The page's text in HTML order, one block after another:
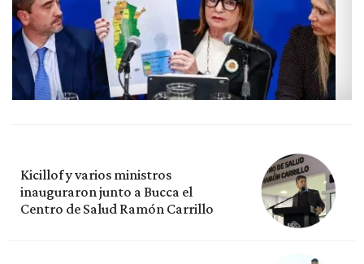
Kicillof y varios ministros
inauguraron junto a Bucca el
Centro de Salud Ramón Carrillo